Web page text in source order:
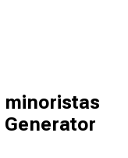
minoristas
Generator